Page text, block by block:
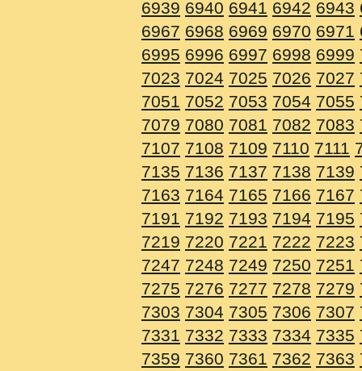
6939 6940 6941 6942 6943
6967 6968 6969 6970 6971
6995 6996 6997 6998 6999
7023 7024 7025 7026 7027
7051 7052 7053 7054 7055
7079 7080 7081 7082 7083
7107 7108 7109 7110 7111
7135 7136 7137 7138 7139
7163 7164 7165 7166 7167
7191 7192 7193 7194 7195
7219 7220 7221 7222 7223
7247 7248 7249 7250 7251
7275 7276 7277 7278 7279
7303 7304 7305 7306 7307
7331 7332 7333 7334 7335
7359 7360 7361 7362 7363